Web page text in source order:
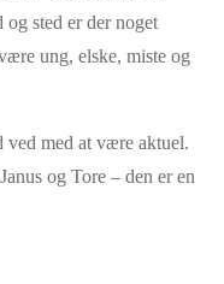
sted er der noget
ung, elske, miste og
med at være aktuel.
og Tore – den er en